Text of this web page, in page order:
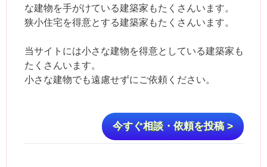
な建物を手がけている建築家もたくさんいます。
狭小住宅を得意とする建築家もたくさんいます。
当サイトには小さな建物を得意としている建築家も
たくさんいます。
小さな建物でも遠慮せずにご依頼ください。
今すぐ相談・依頼を投稿 >